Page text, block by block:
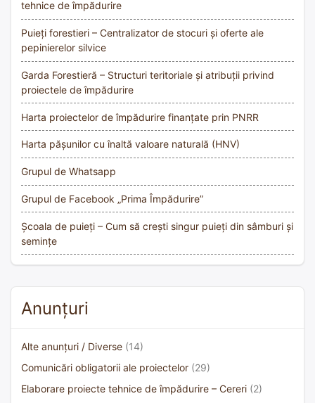
tehnice de împădurire
Puieți forestieri – Centralizator de stocuri și oferte ale
pepinierelor silvice
Garda Forestieră – Structuri teritoriale și atribuții privind
proiectele de împădurire
Harta proiectelor de împădurire finanțate prin PNRR
Harta pășunilor cu înaltă valoare naturală (HNV)
Grupul de Whatsapp
Grupul de Facebook „Prima Împădurire”
Școala de puieți – Cum să crești singur puieți din sâmburi și
semințe
Anunțuri
Alte anunțuri / Diverse (14)
Comunicări obligatorii ale proiectelor (29)
Elaborare proiecte tehnice de împădurire – Cereri (2)